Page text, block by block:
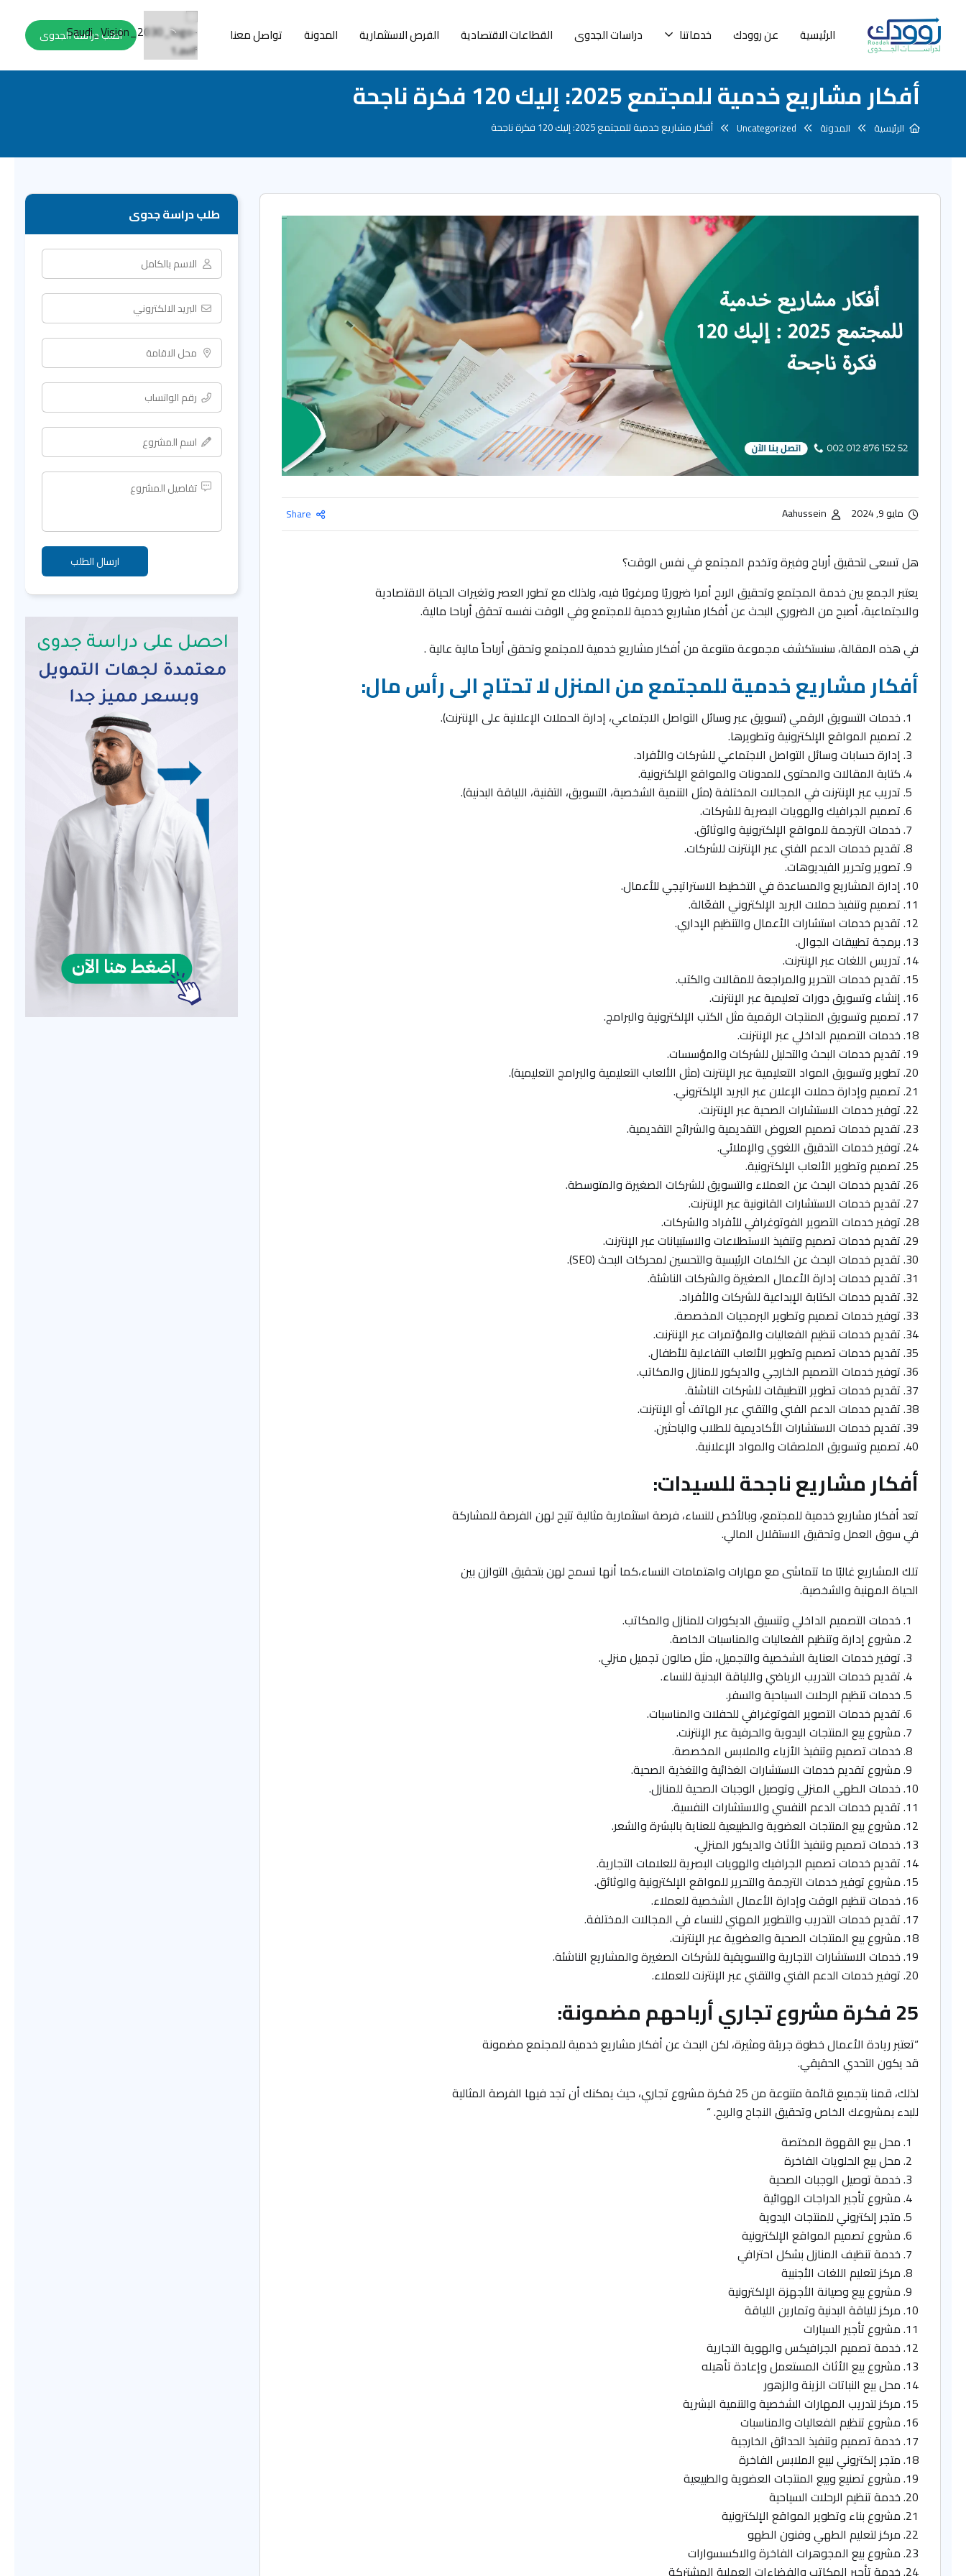
الرئيسية عن روودك خدماتنا دراسات الجدوى القطاعات الاقتصادية الفرص الاستثمارية المدونة تواصل معنا أطلب دراسة الجدوى
أفكار مشاريع خدمية للمجتمع 2025: إليك 120 فكرة ناجحة
الرئيسية المدونة Uncategorized أفكار مشاريع خدمية للمجتمع 2025: إليك 120 فكرة ناجحة
مايو 9, 2024 Aahussein
Share
هل تسعى لتحقيق أرباح وفيرة وتخدم المجتمع في نفس الوقت؟
يعتبر الجمع بين خدمة المجتمع وتحقيق الربح أمرا ضروريًا ومرغوبًا فيه، ولذلك مع تطور العصر وتغيرات الحياة الاقتصادية
والاجتماعية، أصبح من الضروري البحث عن أفكار مشاريع خدمية للمجتمع وفي الوقت نفسه تحقق أرباحا مالية.
في هذه المقالة، سنستكشف مجموعة متنوعة من أفكار مشاريع خدمية للمجتمع وتحقق أرباحاً مالية عالية .
أفكار مشاريع خدمية للمجتمع من المنزل لا تحتاج الى رأس مال:
خدمات التسويق الرقمي (تسويق عبر وسائل التواصل الاجتماعي، إدارة الحملات الإعلانية على الإنترنت).
تصميم المواقع الإلكترونية وتطويرها.
إدارة حسابات وسائل التواصل الاجتماعي للشركات والأفراد.
كتابة المقالات والمحتوى للمدونات والمواقع الإلكترونية.
تدريب عبر الإنترنت في المجالات المختلفة (مثل التنمية الشخصية، التسويق، التقنية، اللياقة البدنية).
تصميم الجرافيك والهويات البصرية للشركات.
خدمات الترجمة للمواقع الإلكترونية والوثائق.
تقديم خدمات الدعم الفني عبر الإنترنت للشركات.
تصوير وتحرير الفيديوهات.
إدارة المشاريع والمساعدة في التخطيط الاستراتيجي للأعمال.
تصميم وتنفيذ حملات البريد الإلكتروني الفعّالة.
تقديم خدمات استشارات الأعمال والتنظيم الإداري.
برمجة تطبيقات الجوال.
تدريس اللغات عبر الإنترنت.
تقديم خدمات التحرير والمراجعة للمقالات والكتب.
إنشاء وتسويق دورات تعليمية عبر الإنترنت.
تصميم وتسويق المنتجات الرقمية مثل الكتب الإلكترونية والبرامج.
خدمات التصميم الداخلي عبر الإنترنت.
تقديم خدمات البحث والتحليل للشركات والمؤسسات.
تطوير وتسويق المواد التعليمية عبر الإنترنت (مثل الألعاب التعليمية والبرامج التعليمية).
تصميم وإدارة حملات الإعلان عبر البريد الإلكتروني.
توفير خدمات الاستشارات الصحية عبر الإنترنت.
تقديم خدمات تصميم العروض التقديمية والشرائح التقديمية.
توفير خدمات التدقيق اللغوي والإملائي.
تصميم وتطوير الألعاب الإلكترونية.
تقديم خدمات البحث عن العملاء والتسويق للشركات الصغيرة والمتوسطة.
تقديم خدمات الاستشارات القانونية عبر الإنترنت.
توفير خدمات التصوير الفوتوغرافي للأفراد والشركات.
تقديم خدمات تصميم وتنفيذ الاستطلاعات والاستبيانات عبر الإنترنت.
تقديم خدمات البحث عن الكلمات الرئيسية والتحسين لمحركات البحث (SEO).
تقديم خدمات إدارة الأعمال الصغيرة والشركات الناشئة.
تقديم خدمات الكتابة الإبداعية للشركات والأفراد.
توفير خدمات تصميم وتطوير البرمجيات المخصصة.
تقديم خدمات تنظيم الفعاليات والمؤتمرات عبر الإنترنت.
تقديم خدمات تصميم وتطوير الألعاب التفاعلية للأطفال.
توفير خدمات التصميم الخارجي والديكور للمنازل والمكاتب.
تقديم خدمات تطوير التطبيقات للشركات الناشئة.
تقديم خدمات الدعم الفني والتقني عبر الهاتف أو الإنترنت.
تقديم خدمات الاستشارات الأكاديمية للطلاب والباحثين.
تصميم وتسويق الملصقات والمواد الإعلانية.
أفكار مشاريع ناجحة للسيدات:
تعد أفكار مشاريع خدمية للمجتمع، وبالأخص للنساء، فرصة استثمارية مثالية تتيح لهن الفرصة للمشاركة
في سوق العمل وتحقيق الاستقلال المالي.
تلك المشاريع غالبًا ما تتماشى مع مهارات واهتمامات النساء،كما أنها تسمح لهن بتحقيق التوازن بين
الحياة المهنية والشخصية.
خدمات التصميم الداخلي وتنسيق الديكورات للمنازل والمكاتب.
مشروع إدارة وتنظيم الفعاليات والمناسبات الخاصة.
توفير خدمات العناية الشخصية والتجميل، مثل صالون تجميل منزلي.
تقديم خدمات التدريب الرياضي واللياقة البدنية للنساء.
خدمات تنظيم الرحلات السياحية والسفر.
تقديم خدمات التصوير الفوتوغرافي للحفلات والمناسبات.
مشروع بيع المنتجات اليدوية والحرفية عبر الإنترنت.
خدمات تصميم وتنفيذ الأزياء والملابس المخصصة.
مشروع تقديم خدمات الاستشارات الغذائية والتغذية الصحية.
خدمات الطهي المنزلي وتوصيل الوجبات الصحية للمنازل.
تقديم خدمات الدعم النفسي والاستشارات النفسية.
مشروع بيع المنتجات العضوية والطبيعية للعناية بالبشرة والشعر.
خدمات تصميم وتنفيذ الأثاث والديكور المنزلي.
تقديم خدمات تصميم الجرافيك والهويات البصرية للعلامات التجارية.
مشروع توفير خدمات الترجمة والتحرير للمواقع الإلكترونية والوثائق.
خدمات تنظيم الوقت وإدارة الأعمال الشخصية للعملاء.
تقديم خدمات التدريب والتطوير المهني للنساء في المجالات المختلفة.
مشروع بيع المنتجات الصحية والعضوية عبر الإنترنت.
خدمات الاستشارات التجارية والتسويقية للشركات الصغيرة والمشاريع الناشئة.
توفير خدمات الدعم الفني والتقني عبر الإنترنت للعملاء.
25 فكرة مشروع تجاري أرباحهم مضمونة:
“تعتبر ريادة الأعمال خطوة جريئة ومثيرة، لكن البحث عن أفكار مشاريع خدمية للمجتمع مضمونة
قد يكون التحدي الحقيقي.
لذلك، قمنا بتجميع قائمة متنوعة من 25 فكرة مشروع تجاري، حيث يمكنك أن تجد فيها الفرصة المثالية
للبدء بمشروعك الخاص وتحقيق النجاح والربح. “
محل بيع القهوة المختصة
محل بيع الحلويات الفاخرة
خدمة توصيل الوجبات الصحية
مشروع تأجير الدراجات الهوائية
متجر إلكتروني للمنتجات اليدوية
مشروع تصميم المواقع الإلكترونية
خدمة تنظيف المنازل بشكل احترافي
مركز لتعليم اللغات الأجنبية
مشروع بيع وصيانة الأجهزة الإلكترونية
مركز للياقة البدنية وتمارين اللياقة
مشروع تأجير السيارات
خدمة تصميم الجرافيكس والهوية التجارية
مشروع بيع الأثاث المستعمل وإعادة تأهيله
محل بيع النباتات الزينة والزهور
مركز لتدريب المهارات الشخصية والتنمية البشرية
مشروع تنظيم الفعاليات والمناسبات
خدمة تصميم وتنفيذ الحدائق الخارجية
متجر إلكتروني لبيع الملابس الفاخرة
مشروع تصنيع وبيع المنتجات العضوية والطبيعية
خدمة تنظيم الرحلات السياحية
مشروع بناء وتطوير المواقع الإلكترونية
مركز لتعليم الطهي وفنون الطهو
مشروع بيع المجوهرات الفاخرة والاكسسوارات
طلب دراسة جدوى